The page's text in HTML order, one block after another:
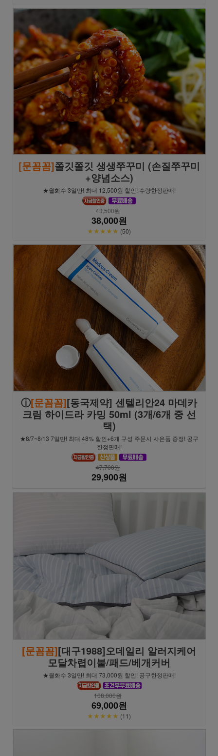
[문꼼꼼]쫄깃쫄깃 생생쭈꾸미 (손질쭈꾸미
+양념소스)
★월화수 3일만! 최대 12,500원 할인! 수량한정판매!
43,500원
38,000원
★★★★★ (50)
ⓘ[문꼼꼼][동국제약] 센텔리안24 마데카
크림 하이드라 카밍 50ml (3개/6개 중 선
택)
★8/7~8/13 7일만! 최대 48% 할인+6개 구성 주문시 사은품 증정! 공구
한정판매!
47,700원
29,900원
[문꼼꼼][대구1988]오데일리 알러지케어
모달차렵이불/패드/베개커버
★월화수 3일만! 최대 73,000원 할인! 공구한정판매!
108,000원
69,000원
★★★★★ (11)